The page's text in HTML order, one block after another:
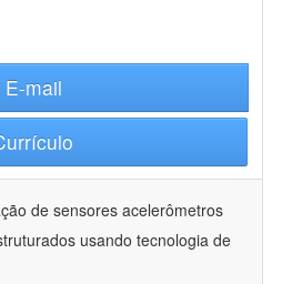
E-mail
de sensores acelerômetros
usando tecnologia de